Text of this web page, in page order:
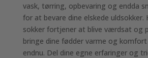
vask, tørring, opbevaring og endda
for at bevare dine elskede uldsokker.
sokker fortjener at blive værdsat og
bringe dine fødder varme og
endnu. Del dine egne erfaringer og